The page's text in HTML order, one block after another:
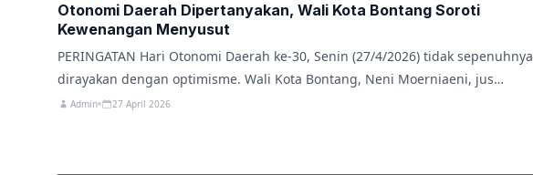
Otonomi Daerah Dipertanyakan, Wali Kota Bontang Soroti
Kewenangan Menyusut
PERINGATAN Hari Otonomi Daerah ke-30, Senin (27/4/2026) tidak sepenuhnya
dirayakan dengan optimisme. Wali Kota Bontang, Neni Moerniaeni, jus…
Admin 27 April 2026